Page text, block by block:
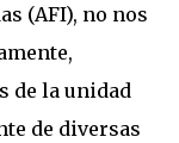
(AFI), no nos
de la unidad
de diversas